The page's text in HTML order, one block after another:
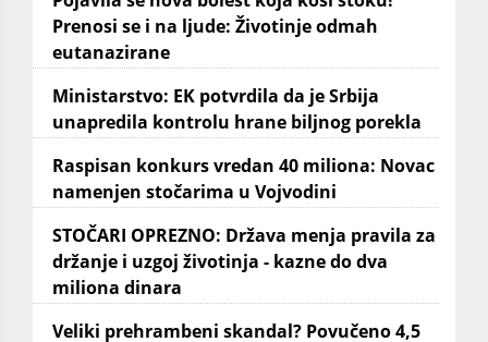
Prenosi se i na ljude: Životinje odmah
eutanazirane
Ministarstvo: EK potvrdila da je Srbija
unapredila kontrolu hrane biljnog porekla
Raspisan konkurs vredan 40 miliona: Novac
namenjen stočarima u Vojvodini
STOČARI OPREZNO: Država menja pravila za
držanje i uzgoj životinja - kazne do dva
miliona dinara
Veliki prehrambeni skandal? Povučeno 4,5